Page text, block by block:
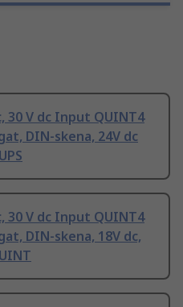
30 V dc Input QUINT4
DIN-skena, 24V dc
30 V dc Input QUINT4
DIN-skena, 18V dc,